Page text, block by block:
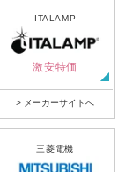
ITALAMP
激安特価
> メーカーサイトへ
三菱電機